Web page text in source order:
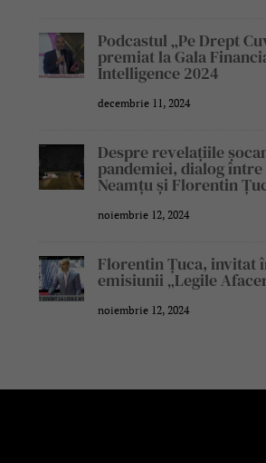
Podcastul „Pe Drept
premiat la Gala
Intelligence 2024
decembrie 11, 2024
Despre revelațiile
pandemiei, dialog
Neamțu și Florentin
noiembrie 12, 2024
Florentin Țuca, invitat
emisiunii „Legile
noiembrie 12, 2024